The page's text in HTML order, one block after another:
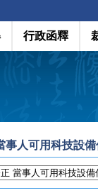
行政函釋
事人可用科技設